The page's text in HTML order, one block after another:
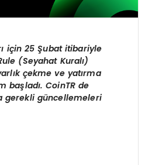
için 25 Şubat itibariyle
(Seyahat Kuralı)
çekme ve yatırma
başladı. CoinTR de
gerekli güncellemeleri